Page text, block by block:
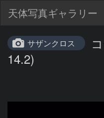
天体写真ギャラリー
サザンクロス
14.2)